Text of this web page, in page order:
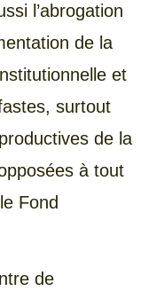
l’abrogation
de la
et
surtout
de la
à tout
Fond
de